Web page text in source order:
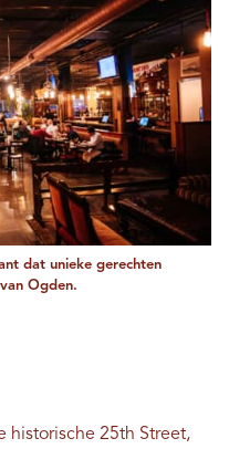
dat unieke gerechten
Ogden.
historische 25th Street,